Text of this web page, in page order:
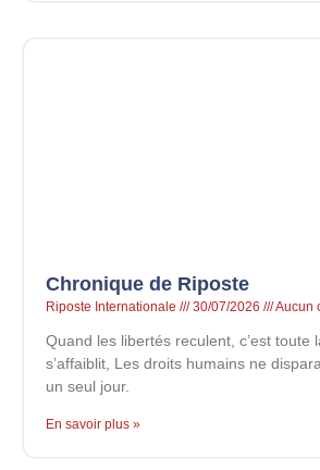
Chronique de Riposte
Riposte Internationale 30/07/2026 Aucun
Quand les libertés reculent, c’est toute
s’affaiblit, Les droits humains ne
un seul jour.
En savoir plus »